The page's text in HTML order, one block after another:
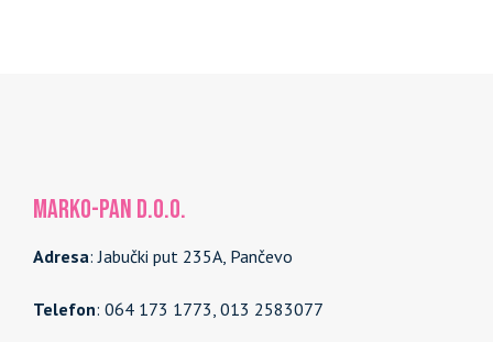
MARKO-PAN d.o.o.
Adresa: Jabučki put 235A, Pančevo
Telefon: 064 173 1773, 013 2583077